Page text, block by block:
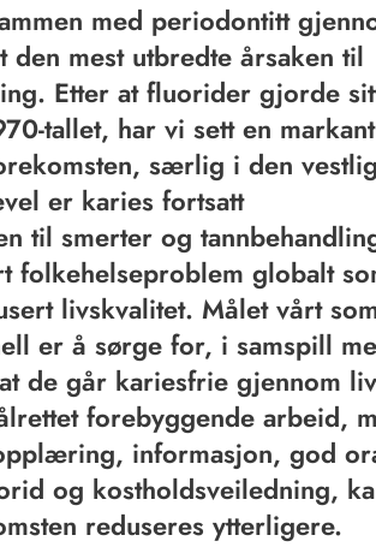
med periodontitt
mest utbredte årsaken til
Etter at fluorider gjorde
tallet, har vi sett en markant
særlig i den
er karies fortsatt
til smerter og
folkehelseproblem globalt
livskvalitet. Målet vårt
er å sørge for, i samspill
de går kariesfrie gjennom
forebyggende arbeid,
informasjon, god
og kostholdsveiledning,
reduseres ytterligere.